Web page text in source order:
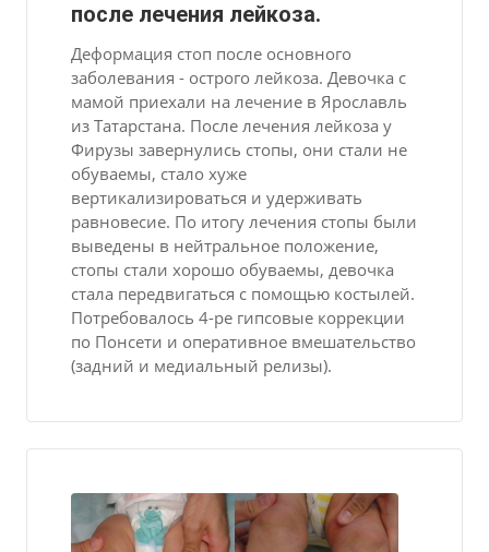
после лечения лейкоза.
Деформация стоп после основного
заболевания - острого лейкоза. Девочка с
мамой приехали на лечение в Ярославль
из Татарстана. После лечения лейкоза у
Фирузы завернулись стопы, они стали не
обуваемы, стало хуже
вертикализироваться и удерживать
равновесие. По итогу лечения стопы были
выведены в нейтральное положение,
стопы стали хорошо обуваемы, девочка
стала передвигаться с помощью костылей.
Потребовалось 4-ре гипсовые коррекции
по Понсети и оперативное вмешательство
(задний и медиальный релизы).